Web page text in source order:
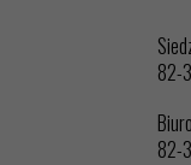
82-
82-